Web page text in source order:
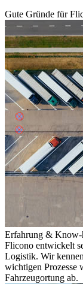
Gute Gründe für
Erfahrung &
Flicono entwickelt
Logistik. Wir
wichtigen Prozesse
Fahrzeugortung ab.